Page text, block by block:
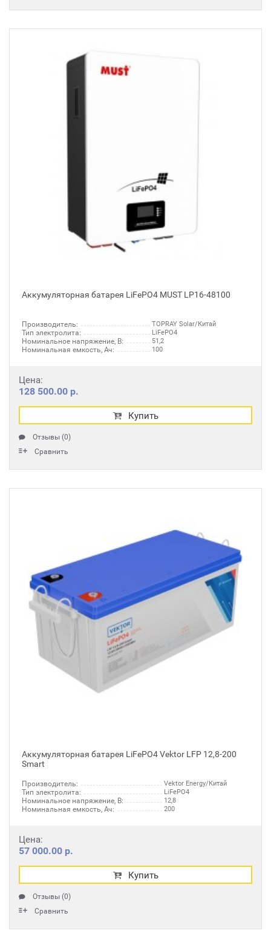
Аккумуляторная батарея LiFePO4 MUST LP16-48100
Производитель: TOPRAY Solar/Китай
Тип электролита: LiFePO4
Номинальное напряжение, В: 51,2
Номинальная емкость, Ач: 100
Цена:
128 500.00 р.
Купить
Отзывы (0)
Сравнить
Аккумуляторная батарея LiFePO4 Vektor LFP 12,8-200
Smart
Производитель: Vektor Energy/Китай
Тип электролита: LiFePO4
Номинальное напряжение, В: 12,8
Номинальная емкость, Ач: 200
Цена:
57 000.00 р.
Купить
Отзывы (0)
Сравнить